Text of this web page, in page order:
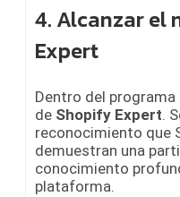
4. Alcanzar el
Expert
Dentro del programa
de Shopify Expert.
reconocimiento que
demuestran una
conocimiento
plataforma.